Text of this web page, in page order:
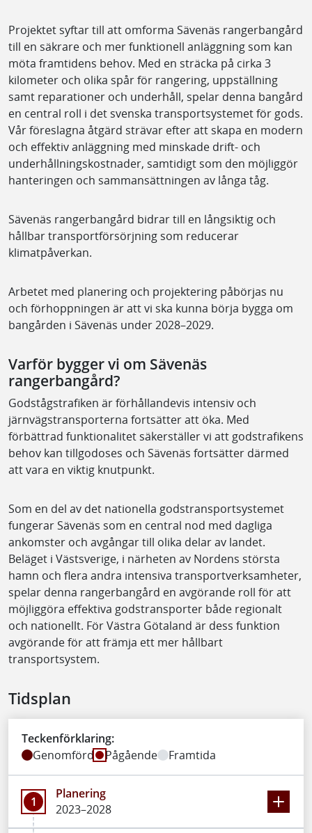
Projektet syftar till att omforma Sävenäs rangerbangård
till en säkrare och mer funktionell anläggning som kan
möta framtidens behov. Med en sträcka på cirka 3
kilometer och olika spår för rangering, uppställning
samt reparationer och underhåll, spelar denna bangård
en central roll i det svenska transportsystemet för gods.
Vår föreslagna åtgärd strävar efter att skapa en modern
och effektiv anläggning med minskade drift- och
underhållningskostnader, samtidigt som den möjliggör
hanteringen och sammansättningen av långa tåg.
Sävenäs rangerbangård bidrar till en långsiktig och
hållbar transportförsörjning som reducerar
klimatpåverkan.
Arbetet med planering och projektering påbörjas nu
och förhoppningen är att vi ska kunna börja bygga om
bangården i Sävenäs under 2028–2029.
Varför bygger vi om Sävenäs
rangerbangård?
Godstågstrafiken är förhållandevis intensiv och
järnvägstransporterna fortsätter att öka. Med
förbättrad funktionalitet säkerställer vi att godstrafikens
behov kan tillgodoses och Sävenäs fortsätter därmed
att vara en viktig knutpunkt.
Som en del av det nationella godstransportsystemet
fungerar Sävenäs som en central nod med dagliga
ankomster och avgångar till olika delar av landet.
Beläget i Västsverige, i närheten av Nordens största
hamn och flera andra intensiva transportverksamheter,
spelar denna rangerbangård en avgörande roll för att
möjliggöra effektiva godstransporter både regionalt
och nationellt. För Västra Götaland är dess funktion
avgörande för att främja ett mer hållbart
transportsystem.
Tidsplan
Teckenförklaring:
Genomförd
Pågående Framtida
1
Planering
2023–2028